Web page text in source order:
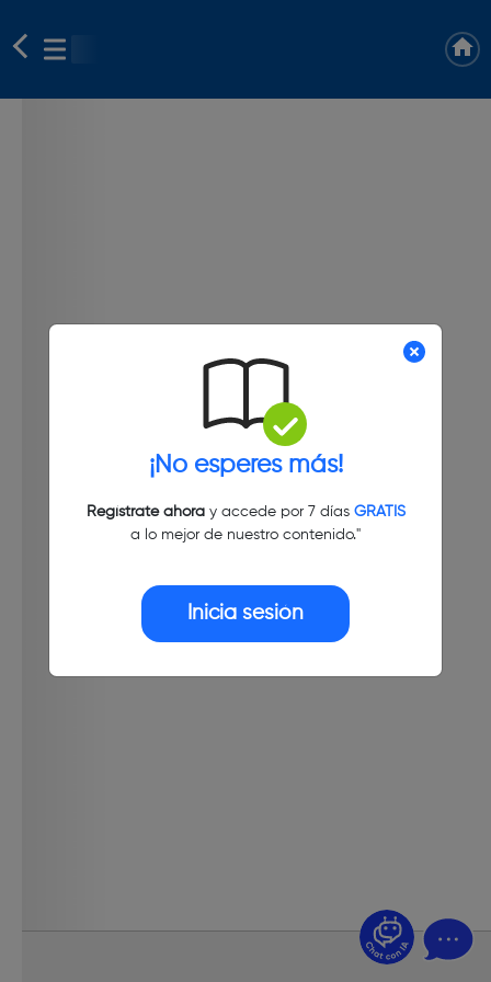
¡No esperes más!
Regístrate ahoray accede por 7 días GRATIS
a lo mejor de nuestro contenido."
Inicia sesión